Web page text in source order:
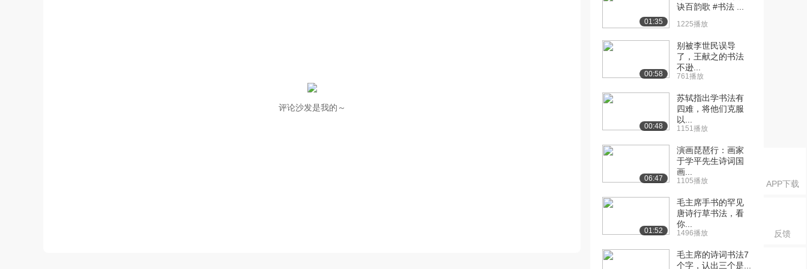
APP下载
反馈
评论沙发是我的～
01:35
诀百韵歌 #书法 ...
1225播放
00:58
别被李世民误导
了，王献之的书法
不逊...
761播放
00:48
苏轼指出学书法有
四难，将他们克服
以...
1151播放
06:47
演画琵琶行：画家
于学平先生诗词国
画...
1105播放
01:52
毛主席手书的罕见
唐诗行草书法，看
你...
1496播放
毛主席的诗词书法7
个字，认出三个是...